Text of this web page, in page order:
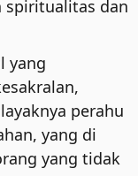
spiritualitas dan
yang
perahu
yang di
yang tidak